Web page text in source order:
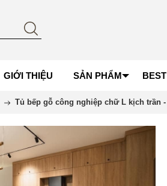
GIỚI THIỆU SẢN PHẨM
Tủ bếp gỗ công nghiệp chữ L kịch trần